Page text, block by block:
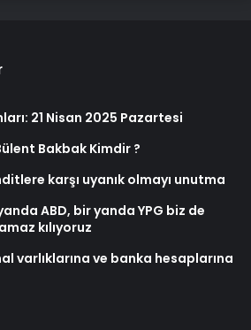
21 Nisan 2025 Pazartesi
Bakbak Kimdir ?
karşı uyanık olmayı unutma
ABD, bir yanda YPG biz de
kılıyoruz
varlıklarına ve banka hesaplarına